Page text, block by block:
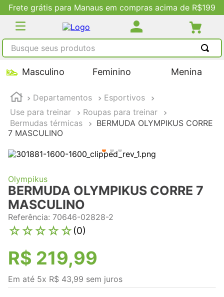
Frete grátis para Manaus em compras acima de R$199
Busque seus produtos
Masculino Feminino Menina
Departamentos
Esportivos
Use para treinar
Roupas para treinar
Bermudas térmicas
BERMUDA OLYMPIKUS CORRE
7 MASCULINO
Olympikus
BERMUDA OLYMPIKUS CORRE 7
MASCULINO
Referência: 70646-02828-2
☆☆☆☆☆(0)
R$ 219,99
Em até 5x R$ 43,99 sem juros
TERMOS MAIS BUSCADOS
2
tenis feminino
kenner
4º
adidas
5º tenis